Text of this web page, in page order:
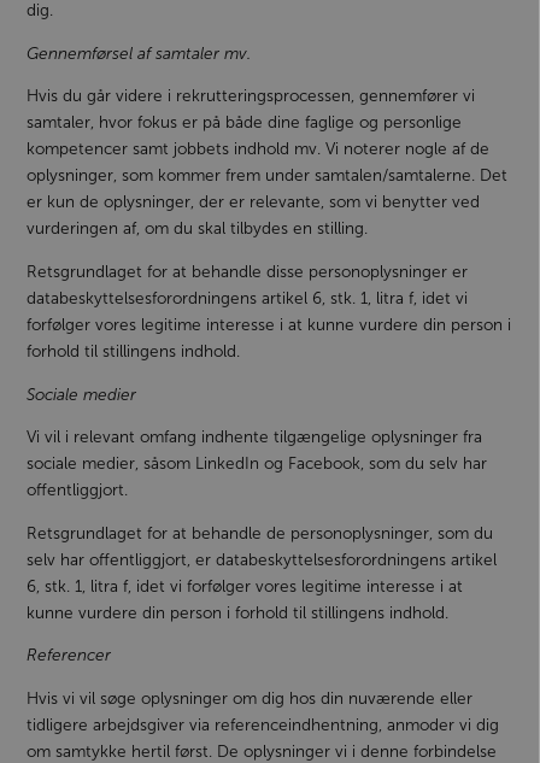
dig.
Gennemførsel af samtaler mv.
Hvis du går videre i rekrutteringsprocessen, gennemfører vi
samtaler, hvor fokus er på både dine faglige og personlige
kompetencer samt jobbets indhold mv. Vi noterer nogle af de
oplysninger, som kommer frem under samtalen/samtalerne. Det
er kun de oplysninger, der er relevante, som vi benytter ved
vurderingen af, om du skal tilbydes en stilling.
Retsgrundlaget for at behandle disse personoplysninger er
databeskyttelsesforordningens artikel 6, stk. 1, litra f, idet vi
forfølger vores legitime interesse i at kunne vurdere din person i
forhold til stillingens indhold.
Sociale medier
Vi vil i relevant omfang indhente tilgængelige oplysninger fra
sociale medier, såsom LinkedIn og Facebook, som du selv har
offentliggjort.
Retsgrundlaget for at behandle de personoplysninger, som du
selv har offentliggjort, er databeskyttelsesforordningens artikel
6, stk. 1, litra f, idet vi forfølger vores legitime interesse i at
kunne vurdere din person i forhold til stillingens indhold.
Referencer
Hvis vi vil søge oplysninger om dig hos din nuværende eller
tidligere arbejdsgiver via referenceindhentning, anmoder vi dig
om samtykke hertil først. De oplysninger vi i denne forbindelse